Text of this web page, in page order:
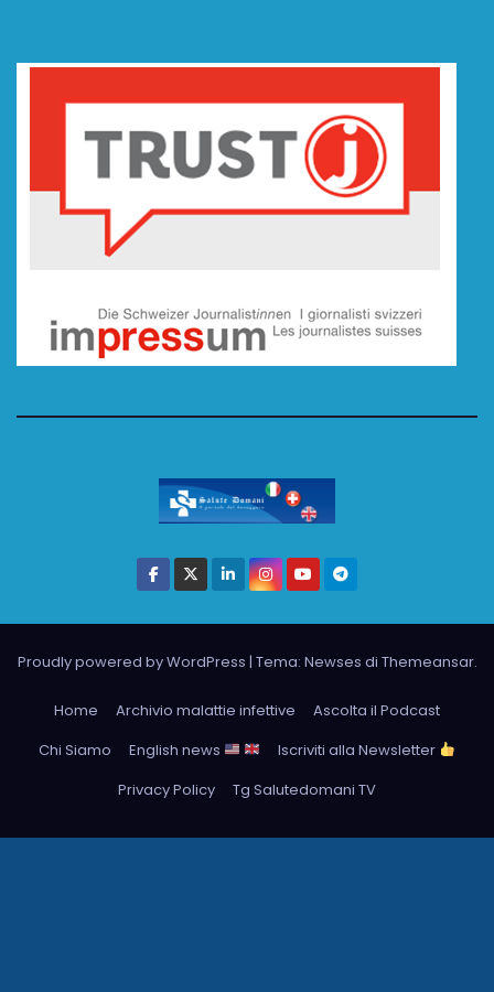
Proudly powered by WordPress | Tema: Newses di Themeansar.
Home Archivio malattie infettive
Ascolta il Podcast
Chi Siamo
English news
Iscriviti alla Newsletter
Privacy Policy
Tg Salutedomani TV